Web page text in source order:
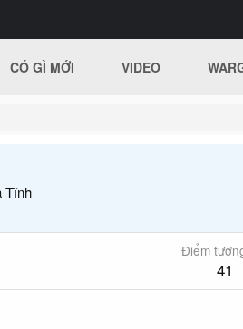
CÓ GÌ MỚI VIDEO
Tĩnh
Điểm
41